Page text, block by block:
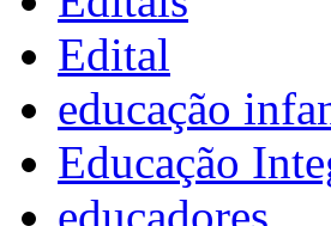
Edital
educação
Educação